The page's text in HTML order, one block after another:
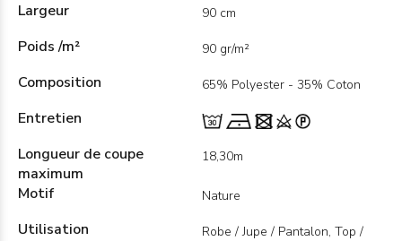
Largeur 90 cm
Poids /m² 90 gr/m²
Composition 65% Polyester - 35% Coton
Entretien
Longueur de coupe
maximum
18,30m
Motif Nature
Utilisation
Robe / Jupe / Pantalon, Top /